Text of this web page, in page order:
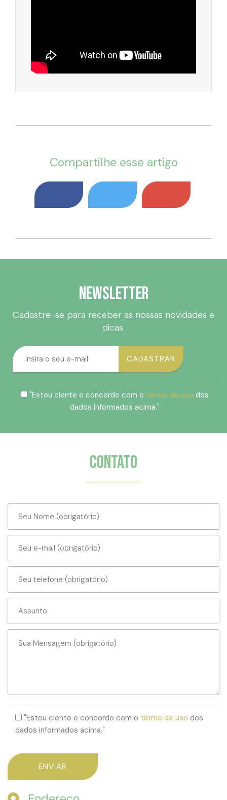
Compartilhe esse artigo
Newsletter
Cadastre-se para receber as nossas novidades e
dicas.
"Estou ciente e concordo com o termo de uso dos
dados informados acima."
Contato
"Estou ciente e concordo com o termo de uso dos
dados informados acima."